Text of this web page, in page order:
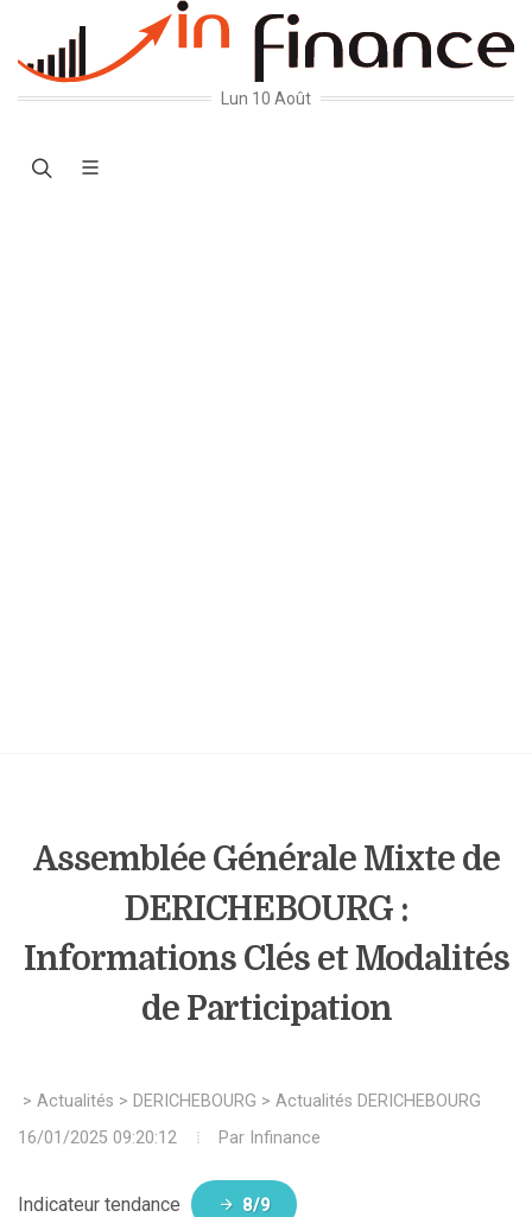
Lun 10 Août
Assemblée Générale Mixte de
DERICHEBOURG :
Informations Clés et Modalités
de Participation
> Actualités > DERICHEBOURG > Actualités DERICHEBOURG
16/01/2025 09:20:12
Par Infinance
Indicateur tendance 8/9